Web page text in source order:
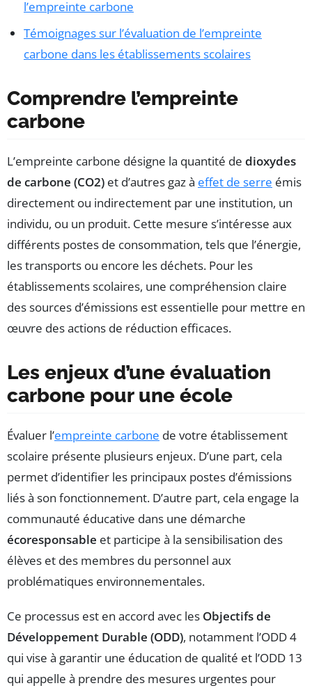
l’empreinte carbone
Témoignages sur l’évaluation de l’empreinte
carbone dans les établissements scolaires
Comprendre l’empreinte
carbone
L’empreinte carbone désigne la quantité de dioxydes
de carbone (CO2) et d’autres gaz à effet de serre émis
directement ou indirectement par une institution, un
individu, ou un produit. Cette mesure s’intéresse aux
différents postes de consommation, tels que l’énergie,
les transports ou encore les déchets. Pour les
établissements scolaires, une compréhension claire
des sources d’émissions est essentielle pour mettre en
œuvre des actions de réduction efficaces.
Les enjeux d’une évaluation
carbone pour une école
Évaluer l’empreinte carbone de votre établissement
scolaire présente plusieurs enjeux. D’une part, cela
permet d’identifier les principaux postes d’émissions
liés à son fonctionnement. D’autre part, cela engage la
communauté éducative dans une démarche
écoresponsable et participe à la sensibilisation des
élèves et des membres du personnel aux
problématiques environnementales.
Ce processus est en accord avec les Objectifs de
Développement Durable (ODD), notamment l’ODD 4
qui vise à garantir une éducation de qualité et l’ODD 13
qui appelle à prendre des mesures urgentes pour